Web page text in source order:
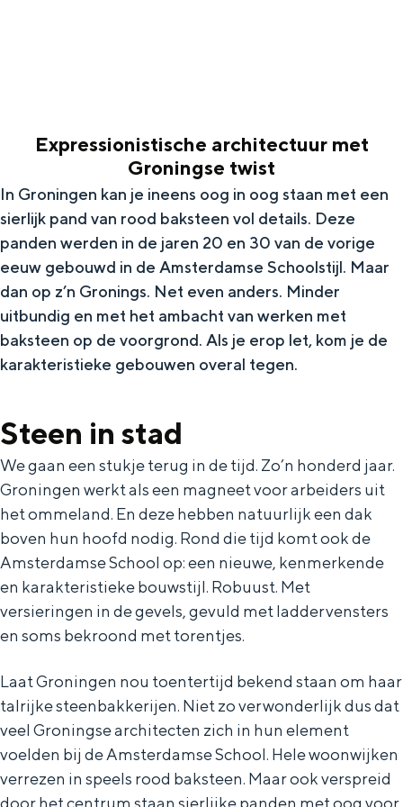
DIT IS GRONINGEN
Top 10
dicht bij elkaar. De levendigheid van de
stad, de stilte van een hofje, de
weidsheid van het ommeland en de
sporen van een eeuwenoud verleden.
Stad
Provincie
Waddenkust
Natuurgebieden
WAT TE DOEN
Expressionistische architectuur met
Groningse twist
In Groningen kan je ineens oog in oog staan met een
sierlijk pand van rood baksteen vol details. Deze
panden werden in de jaren 20 en 30 van de vorige
eeuw gebouwd in de Amsterdamse Schoolstijl. Maar
dan op z’n Gronings. Net even anders. Minder
uitbundig en met het ambacht van werken met
baksteen op de voorgrond. Als je erop let, kom je de
karakteristieke gebouwen overal tegen.
Steen in stad
We gaan een stukje terug in de tijd. Zo’n honderd jaar.
Groningen werkt als een magneet voor arbeiders uit
het ommeland. En deze hebben natuurlijk een dak
boven hun hoofd nodig. Rond die tijd komt ook de
Amsterdamse School op: een nieuwe, kenmerkende
en karakteristieke bouwstijl. Robuust. Met
versieringen in de gevels, gevuld met laddervensters
en soms bekroond met torentjes.
Laat Groningen nou toentertijd bekend staan om haar
talrijke steenbakkerijen. Niet zo verwonderlijk dus dat
veel Groningse architecten zich in hun element
voelden bij de Amsterdamse School. Hele woonwijken
verrezen in speels rood baksteen. Maar ook verspreid
door het centrum staan sierlijke panden met oog voor